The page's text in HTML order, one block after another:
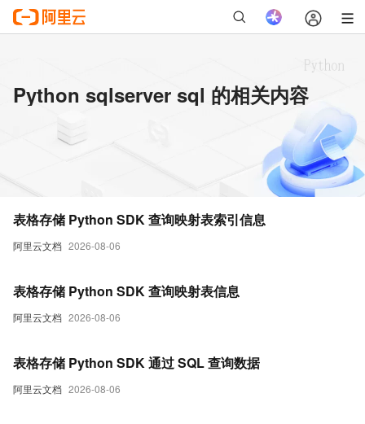
Python sqlserver sql 的相关内容
阿里云文档 2026-08-06
表格存储 Python SDK 查询映射表索引信息
阿里云文档 2026-08-06
表格存储 Python SDK 查询映射表信息
阿里云文档 2026-08-06
表格存储 Python SDK 通过 SQL 查询数据